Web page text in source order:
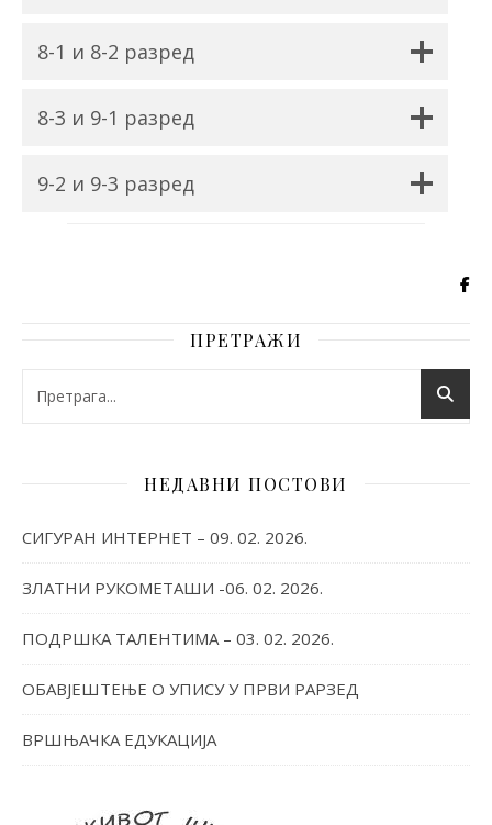
8-1 и 8-2 разред
8-3 и 9-1 разред
9-2 и 9-3 разред
ПРЕТРАЖИ
НЕДАВНИ ПОСТОВИ
СИГУРАН ИНТЕРНЕТ – 09. 02. 2026.
ЗЛАТНИ РУКОМЕТАШИ -06. 02. 2026.
ПОДРШКА ТАЛЕНТИМА – 03. 02. 2026.
ОБАВЈЕШТЕЊЕ О УПИСУ У ПРВИ РАРЗЕД
ВРШЊАЧКА ЕДУКАЦИЈА